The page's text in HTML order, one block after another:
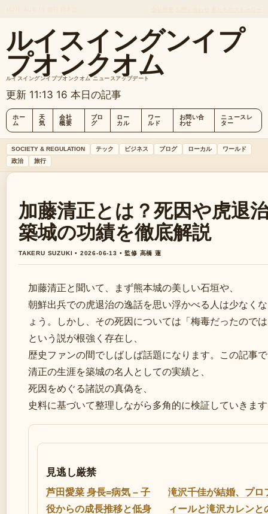
ルイスイングンイプ
プオンクオム
ルイスイングンイププオンクオム ニュースアップデート
更新 11:13 16 本日の記事
ホー
ム
天
気
会社
概要
ブロ
グ
ロー
カル
ワー
ルド
お問い合
わせ
ニュースレ
ター
SOCIETY & REGULATION テック ビジネス ブログ ローカル
ワールド
政治
旅行
加藤清正とは？死因や虎退
築城の功績を徹底解説
TAKERU SUZUKI • 2026-06-13 • 監修 高橋 蓮
加藤清正と聞いて、まず熊本城の美しい石垣や、
朝鮮出兵での虎退治の逸話を思い浮かべる人は少なく
ょう。しかし、その死因については「梅毒だったので
という説が根強く存在し、
歴史ファンの間でしばしば話題になります。この記事
清正の生涯を築城の名人としての実績と、
死因をめぐる諸説の真偽を、
史料に基づいて整理しながら多角的に検証していきま
見逃し厳禁
芦田愛菜 身長=病気 – 子
役からの成長推移と低身
滝沢千佳が結婚、プロ
ィールと滝沢カレンと